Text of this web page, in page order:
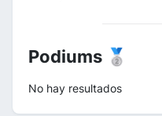
Podiums 🥈
No hay resultados